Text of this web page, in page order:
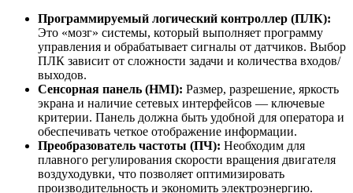
Программируемый логический контроллер (ПЛК):
Это «мозг» системы, который выполняет программу
управления и обрабатывает сигналы от датчиков. Выбор
ПЛК зависит от сложности задачи и количества входов/
выходов.
Сенсорная панель (HMI): Размер, разрешение, яркость
экрана и наличие сетевых интерфейсов — ключевые
критерии. Панель должна быть удобной для оператора и
обеспечивать четкое отображение информации.
Преобразователь частоты (ПЧ): Необходим для
плавного регулирования скорости вращения двигателя
воздуходувки, что позволяет оптимизировать
производительность и экономить электроэнергию.